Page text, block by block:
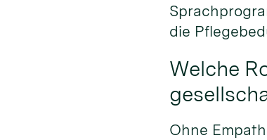
die
Welche
Ohne